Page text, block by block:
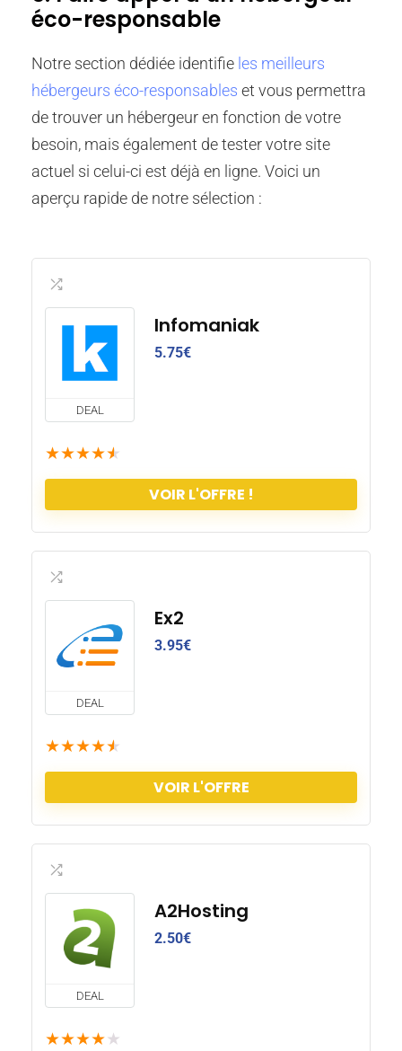
éco-responsable
Notre section dédiée identifie les meilleurs
hébergeurs éco-responsables et vous permettra
de trouver un hébergeur en fonction de votre
besoin, mais également de tester votre site
actuel si celui-ci est déjà en ligne. Voici un
aperçu rapide de notre sélection :
DEAL
Infomaniak
5.75€
★★★★★
VOIR L'OFFRE !
DEAL
Ex2
3.95€
★★★★★
VOIR L'OFFRE
DEAL
A2Hosting
2.50€
★★★★★